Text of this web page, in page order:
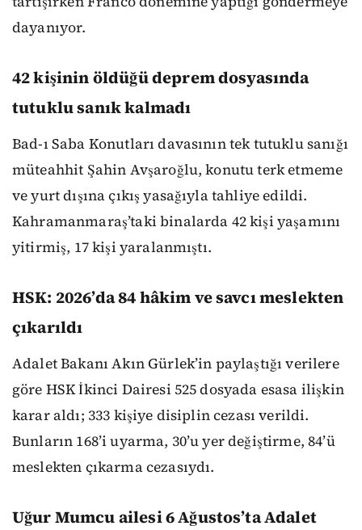
dayanıyor.
42 kişinin öldüğü deprem dosyasında
tutuklu sanık kalmadı
Bad-ı Saba Konutları davasının tek tutuklu sanığı
müteahhit Şahin Avşaroğlu, konutu terk etmeme
ve yurt dışına çıkış yasağıyla tahliye edildi.
Kahramanmaraş’taki binalarda 42 kişi yaşamını
yitirmiş, 17 kişi yaralanmıştı.
HSK: 2026’da 84 hâkim ve savcı meslekten
çıkarıldı
Adalet Bakanı Akın Gürlek’in paylaştığı verilere
göre HSK İkinci Dairesi 525 dosyada esasa ilişkin
karar aldı; 333 kişiye disiplin cezası verildi.
Bunların 168’i uyarma, 30’u yer değiştirme, 84’ü
meslekten çıkarma cezasıydı.
Uğur Mumcu ailesi 6 Ağustos’ta Adalet